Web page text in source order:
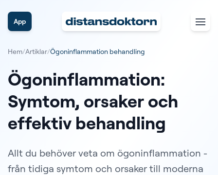
App
Hem/Artiklar/Ögoninflammation behandling
Ögoninflammation:
Symtom, orsaker och
effektiv behandling
Allt du behöver veta om ögoninflammation -
från tidiga symtom och orsaker till moderna